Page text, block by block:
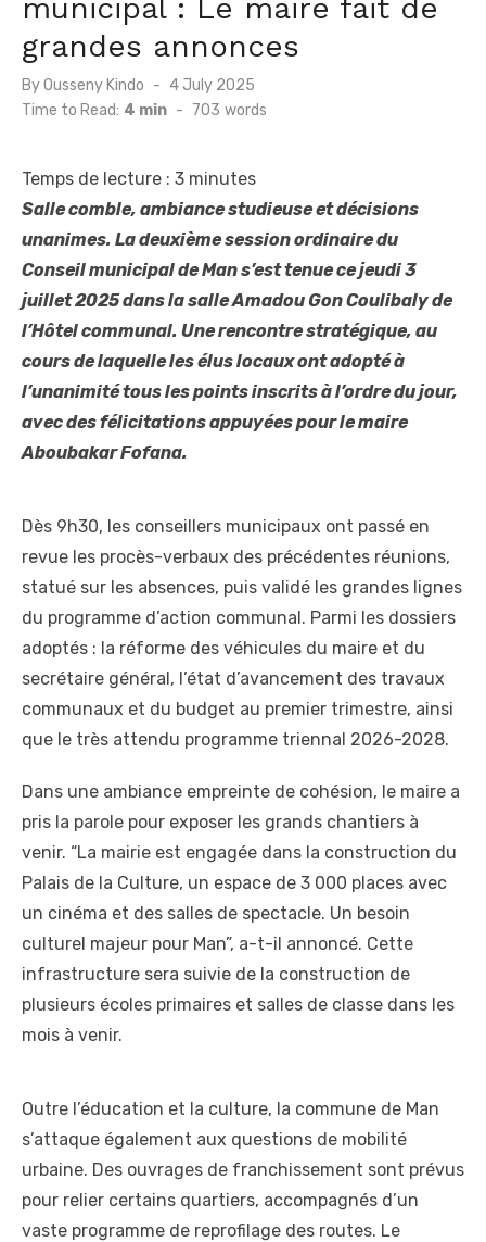
municipal : Le maire fait de
grandes annonces
ByOusseny Kindo
Posted
4 July 2025
Time to Read: 4 min - 703 words
Temps de lecture : 3 minutes
Salle comble, ambiance studieuse et décisions
unanimes. La deuxième session ordinaire du
Conseil municipal de Man s’est tenue ce jeudi 3
juillet 2025 dans la salle Amadou Gon Coulibaly de
l’Hôtel communal. Une rencontre stratégique, au
cours de laquelle les élus locaux ont adopté à
l’unanimité tous les points inscrits à l’ordre du jour,
avec des félicitations appuyées pour le maire
Aboubakar Fofana.
Dès 9h30, les conseillers municipaux ont passé en
revue les procès-verbaux des précédentes réunions,
statué sur les absences, puis validé les grandes lignes
du programme d’action communal. Parmi les dossiers
adoptés : la réforme des véhicules du maire et du
secrétaire général, l’état d’avancement des travaux
communaux et du budget au premier trimestre, ainsi
que le très attendu programme triennal 2026-2028.
Dans une ambiance empreinte de cohésion, le maire a
pris la parole pour exposer les grands chantiers à
venir. “La mairie est engagée dans la construction du
Palais de la Culture, un espace de 3 000 places avec
un cinéma et des salles de spectacle. Un besoin
culturel majeur pour Man”, a-t-il annoncé. Cette
infrastructure sera suivie de la construction de
plusieurs écoles primaires et salles de classe dans les
mois à venir.
Outre l’éducation et la culture, la commune de Man
s’attaque également aux questions de mobilité
urbaine. Des ouvrages de franchissement sont prévus
pour relier certains quartiers, accompagnés d’un
vaste programme de reprofilage des routes. Le